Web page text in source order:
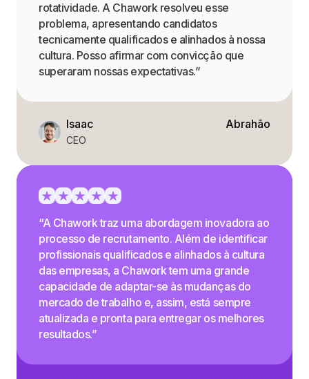
rotatividade. A Chawork resolveu esse
problema, apresentando candidatos
tecnicamente qualificados e alinhados à nossa
cultura. Posso afirmar com convicção que
superaram nossas expectativas.”
Isaac
CEO
Abrahão
“A Chawork traz uma abordagem inovadora ao
processo de recrutamento. Além de identificar
profissionais qualificados e alinhados à cultura
das empresas, a Chawork tem uma grande
capacidade de adaptar-se às mudanças do
mercado de trabalho e, assim, está sempre
atualizada e pronta para entregar os melhores
resultados.”